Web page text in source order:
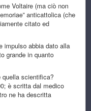
Voltaire (ma ciò non
anticattolica (che
citato ed
impulso abbia dato alla
grande in quanto
scientifica?
è scritta dal medico
ne ha descritta